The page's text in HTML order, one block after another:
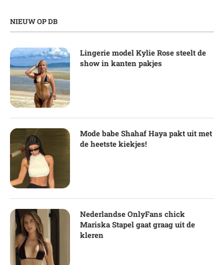
NIEUW OP DB
Lingerie model Kylie Rose steelt de
show in kanten pakjes
Mode babe Shahaf Haya pakt uit met
de heetste kiekjes!
Nederlandse OnlyFans chick
Mariska Stapel gaat graag uit de
kleren